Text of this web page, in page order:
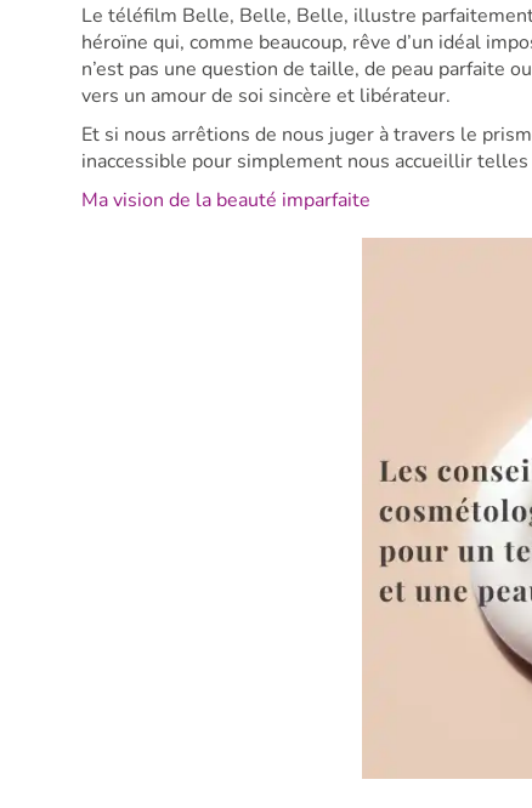
Le téléfilm Belle, Belle, Belle, illustre
héroïne qui, comme beaucoup, rêve d’un idéal
n’est pas une question de taille, de peau parfaite
vers un amour de soi sincère et libérateur.
Et si nous arrêtions de nous juger à travers le
inaccessible pour simplement nous accueillir
Ma vision de la beauté imparfaite